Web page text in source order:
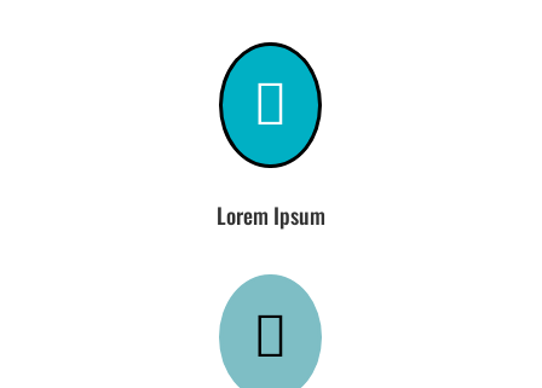

Lorem Ipsum
